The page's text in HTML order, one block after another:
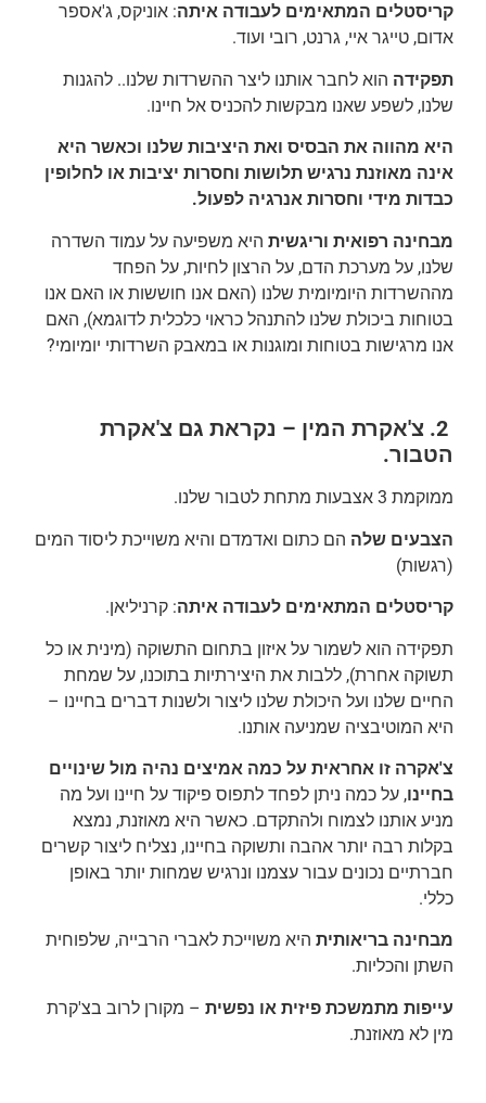
קריסטלים המתאימים לעבודה איתה: אוניקס, ג'אספר
אדום, טייגר איי, גרנט, רובי ועוד.
תפקידה הוא לחבר אותנו ליצר ההשרדות שלנו.. להגנות
שלנו, לשפע שאנו מבקשות להכניס אל חיינו.
היא מהווה את הבסיס ואת היציבות שלנו וכאשר היא
אינה מאוזנת נרגיש תלושות וחסרות יציבות או לחלופין
כבדות מידי וחסרות אנרגיה לפעול.
מבחינה רפואית וריגשית היא משפיעה על עמוד השדרה
שלנו, על מערכת הדם, על הרצון לחיות, על הפחד
מההשרדות היומיומית שלנו (האם אנו חוששות או האם אנו
בטוחות ביכולת שלנו להתנהל כראוי כלכלית לדוגמא), האם
אנו מרגישות בטוחות ומוגנות או במאבק השרדותי יומיומי?
צ'אקרת המין – נקראת גם צ'אקרת
הטבור.
ממוקמת 3 אצבעות מתחת לטבור שלנו.
הצבעים שלה הם כתום ואדמדם והיא משוייכת ליסוד המים
(רגשות)
קריסטלים המתאימים לעבודה איתה: קרניליאן.
תפקידה הוא לשמור על איזון בתחום התשוקה (מינית או כל
תשוקה אחרת), ללבות את היצירתיות בתוכנו, על שמחת
החיים שלנו ועל היכולת שלנו ליצור ולשנות דברים בחיינו –
היא המוטיבציה שמניעה אותנו.
צ'אקרה זו אחראית על כמה אמיצים נהיה מול שינויים
בחיינו, על כמה ניתן לפחד לתפוס פיקוד על חיינו ועל מה
מניע אותנו לצמוח ולהתקדם. כאשר היא מאוזנת, נמצא
בקלות רבה יותר אהבה ותשוקה בחיינו, נצליח ליצור קשרים
חברתיים נכונים עבור עצמנו ונרגיש שמחות יותר באופן
כללי.
מבחינה בריאותית היא משוייכת לאברי הרבייה, שלפוחית
השתן והכליות.
עייפות מתמשכת פיזית או נפשית – מקורן לרוב בצ'קרת
מין לא מאוזנת.